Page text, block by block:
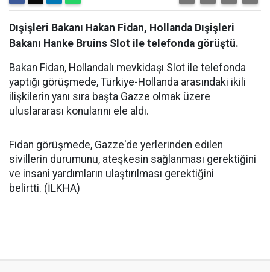
Dışişleri Bakanı Hakan Fidan, Hollanda Dışişleri
Bakanı Hanke Bruins Slot ile telefonda görüştü.
Bakan Fidan, Hollandalı mevkidaşı Slot ile telefonda
yaptığı görüşmede, Türkiye-Hollanda arasındaki ikili
ilişkilerin yanı sıra başta Gazze olmak üzere
uluslararası konularını ele aldı.
Fidan görüşmede, Gazze'de yerlerinden edilen
sivillerin durumunu, ateşkesin sağlanması gerektiğini
ve insani yardımların ulaştırılması gerektiğini
belirtti. (İLKHA)